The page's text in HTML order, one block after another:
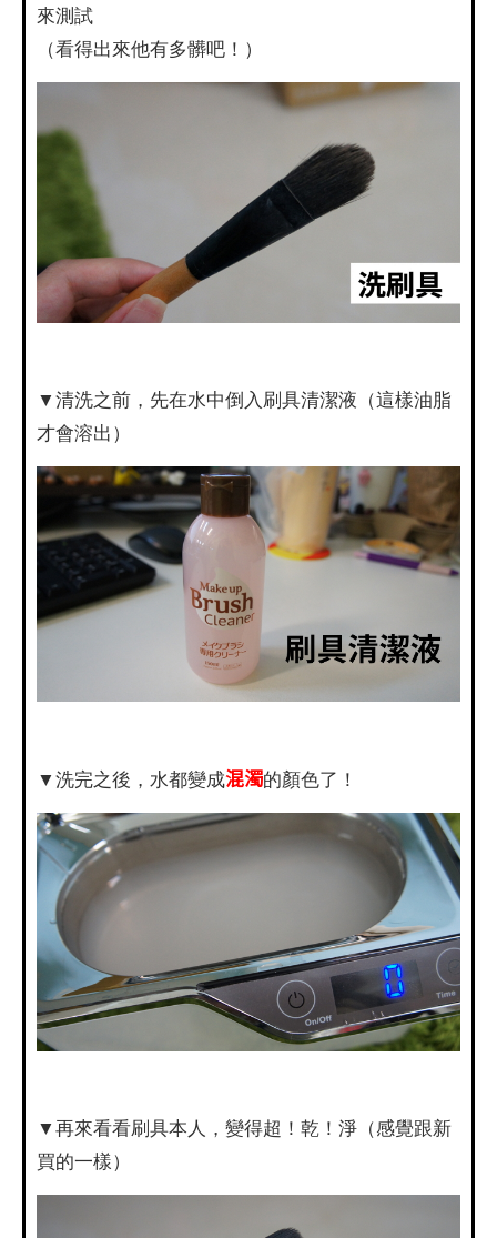
來測試
（看得出來他有多髒吧！）
▼清洗之前，先在水中倒入刷具清潔液（這樣油脂
才會溶出）
▼洗完之後，水都變成混濁的顏色了！
▼再來看看刷具本人，變得超！乾！淨（感覺跟新
買的一樣）